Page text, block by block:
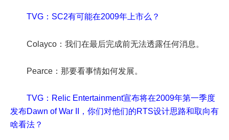
TVG：SC2有可能在2009年上市么？
Colayco：我们在最后完成前无法透露任何消息。
Pearce：那要看事情如何发展。
TVG：Relic Entertainment宣布将在2009年第一季度
发布Dawn of War II，你们对他们的RTS设计思路和取向有
啥看法？